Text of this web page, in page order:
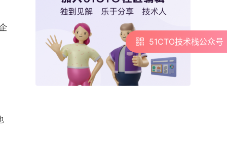
51CTO技术栈公众号
51CTO技术栈公众号